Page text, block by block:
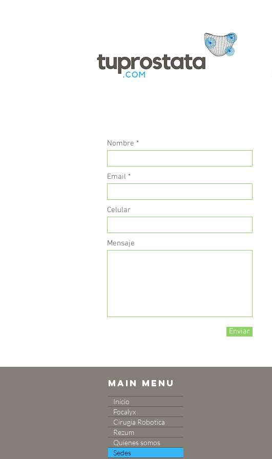
Nombre
Email
Celular
Mensaje
Enviar
main menu
Inicio
Focalyx
Cirugia Robotica
Rezum
Quienes somos
Sedes